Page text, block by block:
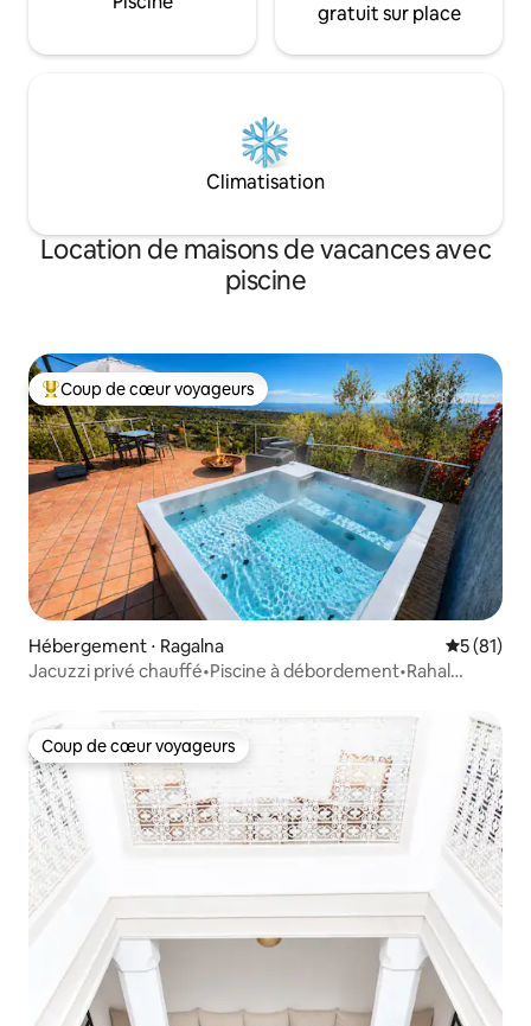
gratuit sur place
Climatisation
Location de maisons de vacances avec
piscine
Coups de cœur voyageurs les plus appréciés
Coup de cœur voyageurs
Hébergement ⋅ Ragalna
5 (81)
Jacuzzi privé chauffé•Piscine à débordement•Rahal
Coup de cœur voyageurs
Coup de cœur voyageurs